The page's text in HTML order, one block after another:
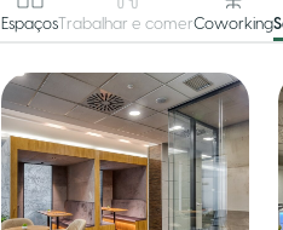
Espaços Trabalhar e comerCoworking